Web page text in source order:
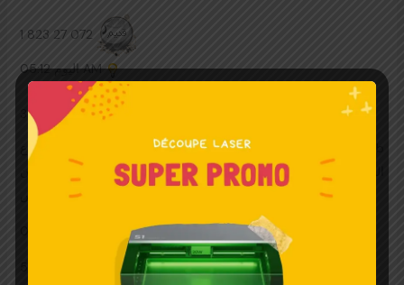
1 823 27 072
اليوم05:12 AM
3 780 33 762
ركن تعليم اللغات قسم يختص بتعليم اللغات وقواعburèmerstielub
01:10 AM